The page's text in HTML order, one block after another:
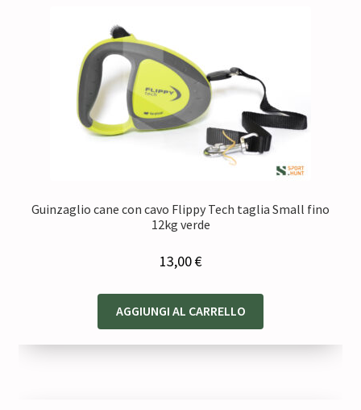
Guinzaglio cane con cavo Flippy Tech taglia Small fino
12kg verde
13,00€
AGGIUNGI AL CARRELLO